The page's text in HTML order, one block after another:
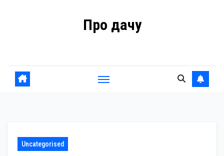
Про дачу
Uncategorised